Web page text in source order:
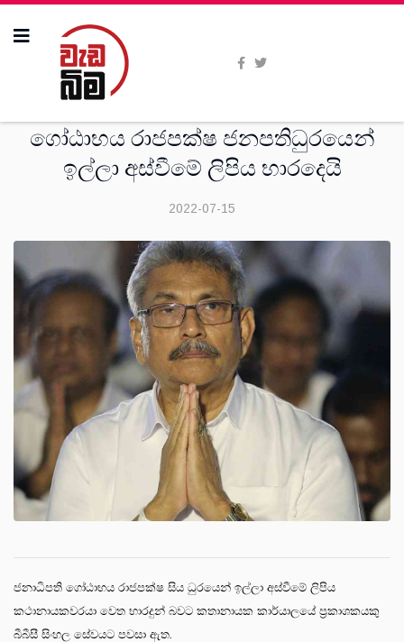
ගෝඨාභය රාජපක්ෂ ජනපතිධුරයෙන්
ඉල්ලා අස්වීමේ ලිපිය භාරදෙයි
2022-07-15
ජනාධිපති ගෝඨාභය රාජපක්ෂ සිය ධුරයෙන් ඉල්ලා අස්වීමේ ලිපිය
කථානායකවරයා වෙත භාරදුන් බවට කතානායක කාර්යාලයේ ප්‍රකාශකයකු
බීබීසී සිංහල සේවයට පවසා ඇත.